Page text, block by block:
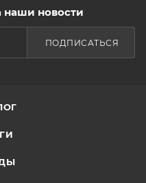
наши новости
ПОДПИСАТЬСЯ